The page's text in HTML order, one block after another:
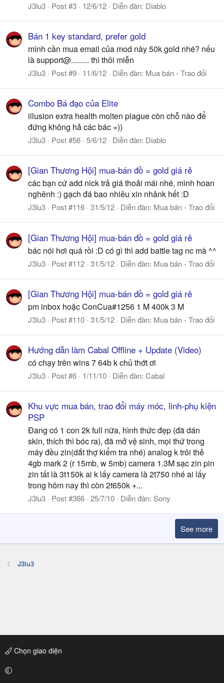
J3lu3 Post #3 12/6/12 Diễn đàn: Diablo
Bán 1 key standard, prefer gold
mình cần mua email của mod này 50k gold nhé? nếu
là support@......... thì thôi miễn
J3lu3 Post #9 11/6/12 Diễn đàn: Mua bán - Trao đổi
Combo Bá đạo của Elite
illusion extra health molten plague còn chỗ nào để
đứng không hả các bác =))
J3lu3 Post #56 5/6/12 Diễn đàn: Diablo
[Gian Thương Hội] mua-bán đồ = gold giá rẻ
các bạn cứ add nick trả giá thoải mái nhé, mình hoan
nghênh :) gạch đá bao nhiêu xin nhânk hết :D
J3lu3 Post #116 31/5/12 Diễn đàn: Mua bán - Trao đổi
[Gian Thương Hội] mua-bán đồ = gold giá rẻ
bác nói hơi quá rồi :D có gì thì add battle tag nc mà ^^
J3lu3 Post #112 31/5/12 Diễn đàn: Mua bán - Trao đổi
[Gian Thương Hội] mua-bán đồ = gold giá rẻ
pm inbox hoặc ConCua#1256 1 M 400k 3 M
J3lu3 Post #110 31/5/12 Diễn đàn: Mua bán - Trao đổi
Hướng dẫn làm Cabal Offline + Update (Video)
có chạy trên wins 7 64b k chủ thớt ơi
J3lu3 Post #6 1/11/10 Diễn đàn: Cabal
Khu vực mua bán, trao đổi máy móc, linh-phụ kiện
PSP
Đang có 1 con 2k full nữa, hình thức đẹp (đã dán
skin, thích thì bóc ra), đã mở vệ sinh, mọi thứ trong
máy đều zin(dắt thợ kiểm tra nhé) analog k trôi thẻ
4gb mark 2 (r 15mb, w 5mb) camera 1.3M sạc zin pin
zin tất là 3t150k ai k lấy camera là 2t750 nhé ai lấy
trong hôm nay thì còn 2t650k +...
J3lu3 Post #366 25/7/10 Diễn đàn: Sony
See more
J3lu3
Chọn giao diện